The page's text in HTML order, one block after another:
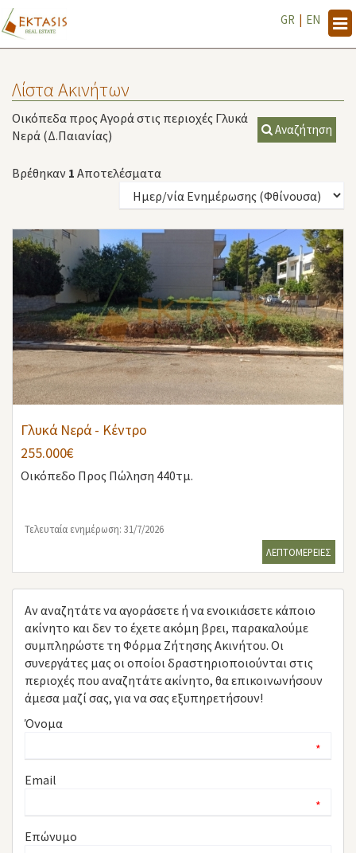
GR | EN
Λίστα Ακινήτων
Αναζήτηση
Οικόπεδα προς Αγορά στις περιοχές Γλυκά
Νερά (Δ.Παιανίας)
Βρέθηκαν 1 Αποτελέσματα
Γλυκά Νερά - Κέντρο
255.000€
Οικόπεδο Προς Πώληση 440τμ.
Τελευταία ενημέρωση: 31/7/2026
ΛΕΠΤΟΜΕΡΕΙΕΣ
Αν αναζητάτε να αγοράσετε ή να ενοικιάσετε κάποιο
ακίνητο και δεν το έχετε ακόμη βρει, παρακαλούμε
συμπληρώστε τη Φόρμα Ζήτησης Ακινήτου. Οι
συνεργάτες μας οι οποίοι δραστηριοποιούνται στις
περιοχές που αναζητάτε ακίνητο, θα επικοινωνήσουν
άμεσα μαζί σας, για να σας εξυπηρετήσουν!
Όνομα
*
Email
*
Επώνυμο